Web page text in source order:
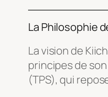
La Philosophie
La vision de
principes de
(TPS), qui